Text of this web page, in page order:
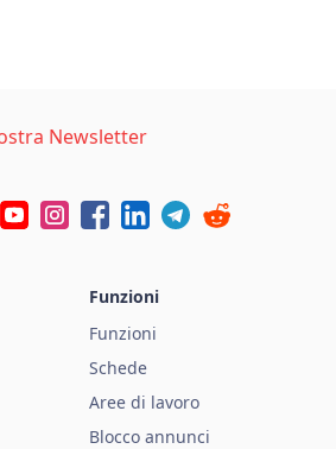
Newsletter
Funzioni
Funzioni
Schede
Aree di lavoro
Blocco annunci